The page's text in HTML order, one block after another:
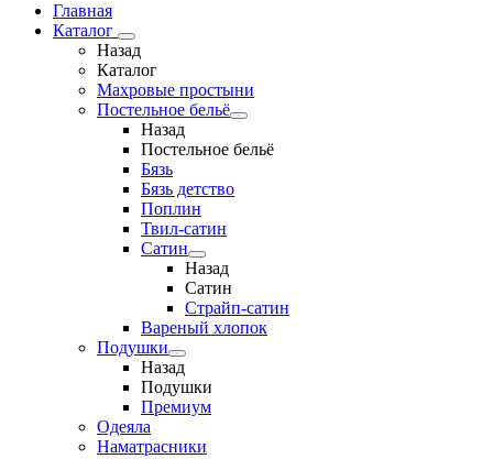
Главная
Каталог
Назад
Каталог
Махровые простыни
Постельное бельё
Назад
Постельное бельё
Бязь
Бязь детство
Поплин
Твил-сатин
Сатин
Назад
Сатин
Страйп-сатин
Вареный хлопок
Подушки
Назад
Подушки
Премиум
Одеяла
Наматрасники